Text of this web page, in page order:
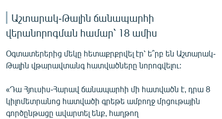
Աշտարակ-Թալին ճանապարհի
վերանորոգման համար՝ 18 ամիս
Օգտատերերից մեկը հետաքրքրվել էր՝ ե՞րբ են Աշտարակ-
Թալին վթարավտանգ հատվածները նորոգվելու:
«Դա Հյուսիս-Հարավ ճանապարհի մի հատվածն է, դրա 8
կիլոմետրանոց հատվածի գրեթե ամբողջ մրցութային
գործընթացը ավարտել ենք, հաղթող